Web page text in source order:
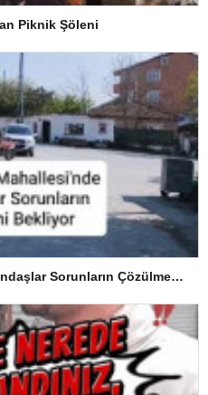
Piknik Şöleni
Hacımaşlı Mahallesi’nde Vatandaşlar Sorunların Çözülmesini Bekliyor